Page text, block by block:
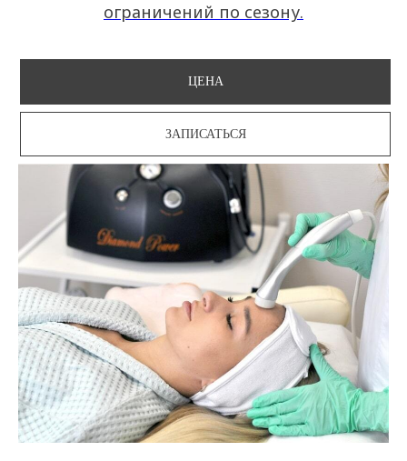
ограничений по сезону.
ЦЕНА
ЗАПИСАТЬСЯ